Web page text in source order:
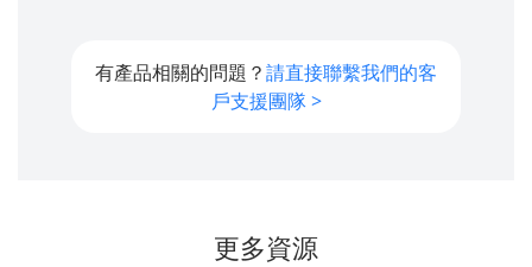
有產品相關的問題？請直接聯繫我們的客
戶支援團隊 >
更多資源